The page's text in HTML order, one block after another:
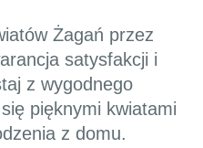
Żagań przez
satysfakcji i
z wygodnego
pięknymi kwiatami
z domu.